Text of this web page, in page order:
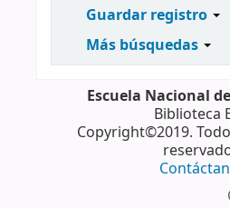
Guardar registro
Más búsquedas
Escuela Nacional
Biblioteca
Copyright©2019.